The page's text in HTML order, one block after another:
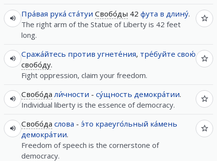
Пра́вая рука́ ста́туи Свобо́ды 42 фута в длину́.
The right arm of the Statue of Liberty is 42 feet
long.
Сража́йтесь против угнете́ния, тре́буйте свою́
свобо́ду.
Fight oppression, claim your freedom.
Свобо́да ли́чности - су́щность демокра́тии.
Individual liberty is the essence of democracy.
Свобо́да слова - э́то краеуго́льный ка́мень
демокра́тии.
Freedom of speech is the cornerstone of
democracy.